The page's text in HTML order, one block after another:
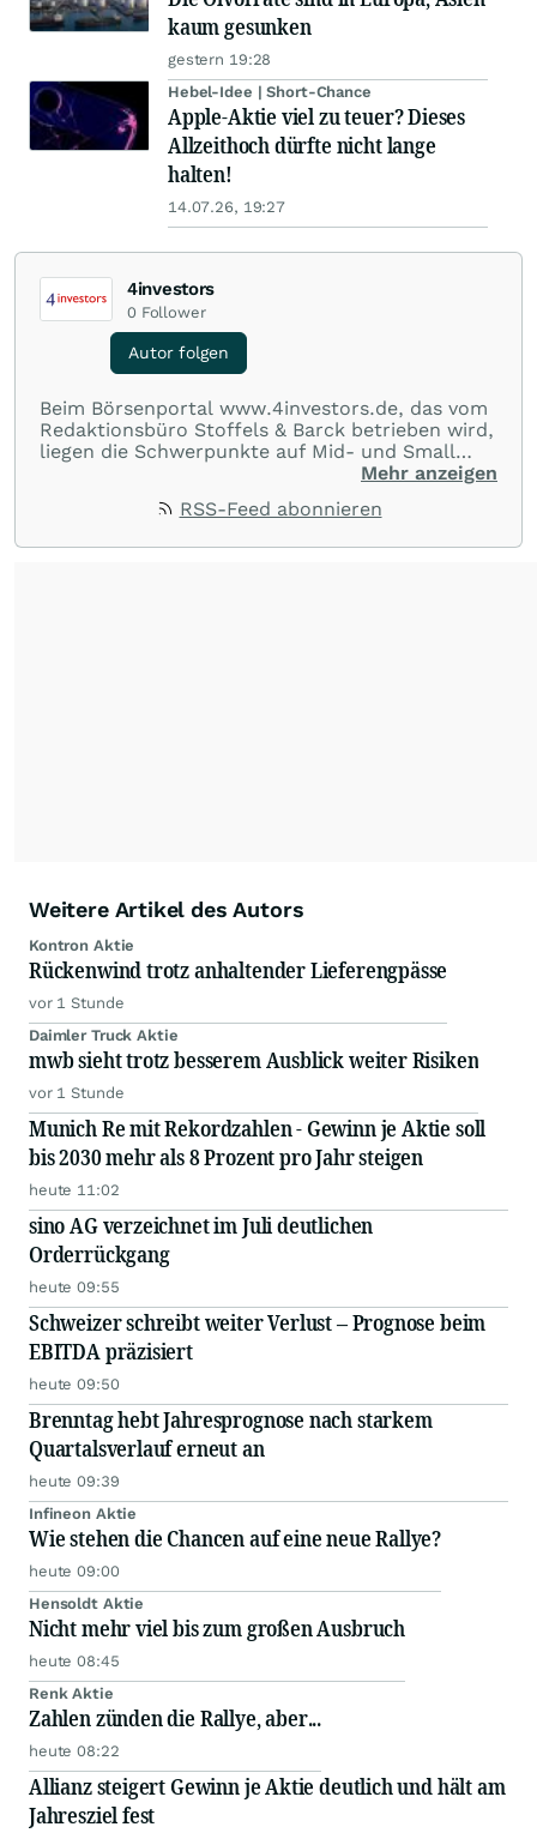
kaum gesunken
gestern 19:28
Hebel-Idee | Short-Chance
Apple-Aktie viel zu teuer? Dieses
Allzeithoch dürfte nicht lange
halten!
14.07.26, 19:27
4investors
0 Follower
Autor folgen
Beim Börsenportal www.4investors.de, das vom
Redaktionsbüro Stoffels & Barck betrieben wird,
liegen die Schwerpunkte auf Mid- und Small
Caps aus dem deutschsprachigen Raum. Der
Notierungsaufnahmen werden besonders genau
Mehr anzeigen
RSS-Feed abonnieren
Weitere Artikel des Autors
Kontron Aktie
Rückenwind trotz anhaltender Lieferengpässe
vor 1 Stunde
Daimler Truck Aktie
mwb sieht trotz besserem Ausblick weiter Risiken
vor 1 Stunde
Munich Re mit Rekordzahlen - Gewinn je Aktie soll
bis 2030 mehr als 8 Prozent pro Jahr steigen
heute 11:02
sino AG verzeichnet im Juli deutlichen
Orderrückgang
heute 09:55
Schweizer schreibt weiter Verlust – Prognose beim
EBITDA präzisiert
heute 09:50
Brenntag hebt Jahresprognose nach starkem
Quartalsverlauf erneut an
heute 09:39
Infineon Aktie
Wie stehen die Chancen auf eine neue Rallye?
heute 09:00
Hensoldt Aktie
Nicht mehr viel bis zum großen Ausbruch
heute 08:45
Renk Aktie
Zahlen zünden die Rallye, aber...
heute 08:22
Allianz steigert Gewinn je Aktie deutlich und hält am
Jahresziel fest